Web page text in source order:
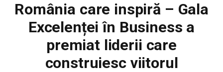
România care inspiră – Gala
Excelenței în Business a
premiat liderii care
construiesc viitorul